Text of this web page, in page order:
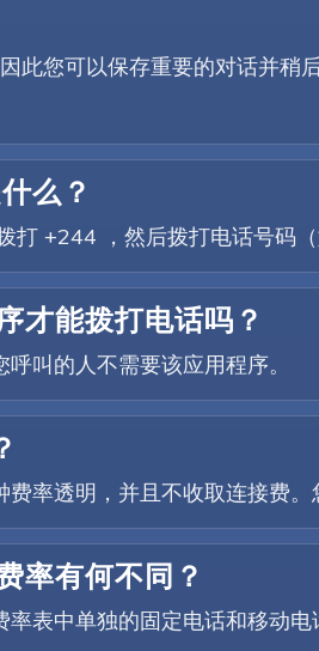
此您可以保存重要的对话并稍
么？
+244 ，然后拨打电话号码（
才能拨打电话吗？
叫的人不需要该应用程序。
率透明，并且不收取连接费
率有何不同？
表中单独的固定电话和移动电